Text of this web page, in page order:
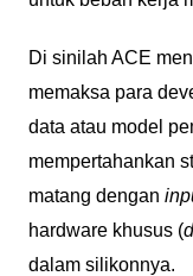
Di sinilah ACE
memaksa para
data atau model
mempertahankan
matang dengan
hardware khusus (
dalam silikonnya.